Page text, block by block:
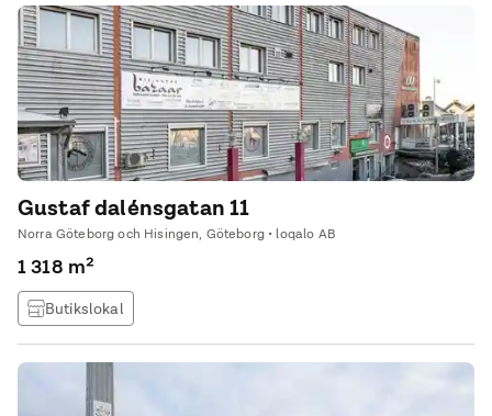
att bedriva restaurang eller caféverksamhet här. Buss- och
spårvagnshållplatser går
Gustaf dalénsgatan 11
Norra Göteborg och Hisingen, Göteborg • loqalo AB
1 318 m²
Butikslokal